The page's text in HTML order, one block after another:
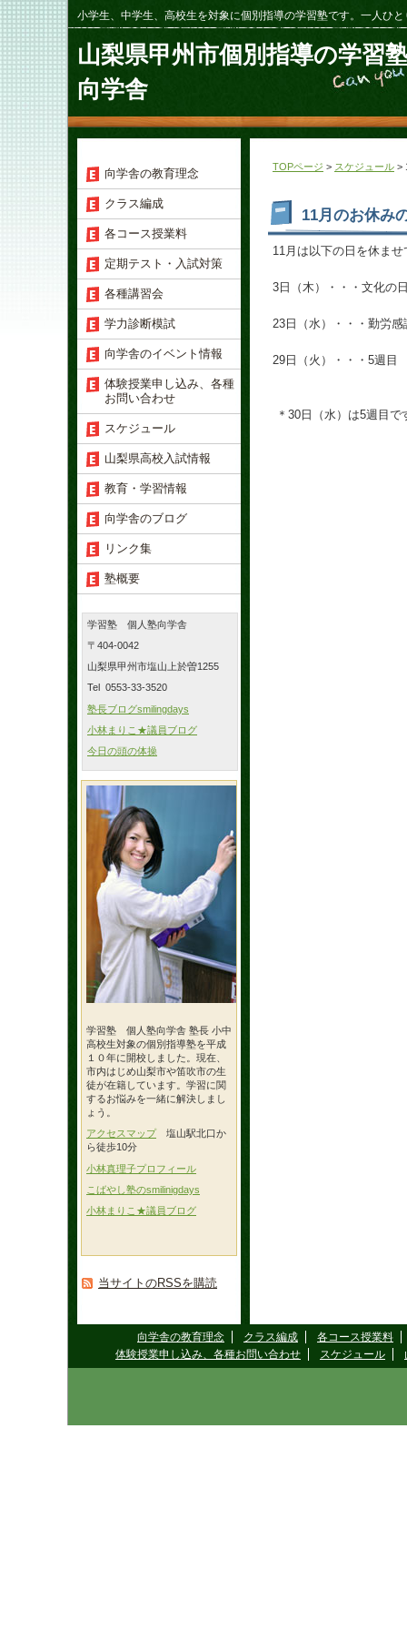
小学生、中学生、高校生を対象に個別指導の学習塾です。一人ひ
山梨県甲州市個別指導の学習
向学舎
TOPページ > スケジュール >
11月のお休み
11月は以下の日を休ま
3日（木）・・・文化の
23日（水）・・・勤労感
29日（火）・・・5週
＊30日（水）は5週目
向学舎の教育理念
クラス編成
各コース授業料
定期テスト・入試対策
各種講習会
学力診断模試
向学舎のイベント情報
体験授業申し込み、各種
お問い合わせ
スケジュール
山梨県高校入試情報
教育・学習情報
向学舎のブログ
リンク集
塾概要
学習塾 個人塾向学舎
〒404-0042
山梨県甲州市塩山上於曽1255
Tel 0553-33-3520
塾長ブログsmilingdays
小林まりこ★議員ブログ
今日の頭の体操
学習塾 個人塾向学舎 塾長 小中
高校生対象の個別指導塾を平成
１０年に開校しました。現在、
市内はじめ山梨市や笛吹市の生
徒が在籍しています。学習に関
するお悩みを一緒に解決しまし
ょう。
アクセスマップ 塩山駅北口か
ら徒歩10分
小林真理子プロフィール
こばやし塾のsmilinigdays
小林まりこ★議員ブログ
当サイトのRSSを購読
向学舎の教育理念 クラス編成
各コース授業料
体験授業申し込み、各種お問い合わせ
スケジュール